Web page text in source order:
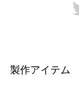
製作アイテム